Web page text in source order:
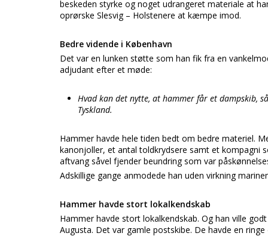
beskeden styrke og noget udrangeret materiale at
oprørske Slesvig – Holstenere at kæmpe imod.
Bedre vidende i København
Det var en lunken støtte som han fik fra en
adjudant efter et møde:
Hvad kan det nytte, at hammer får et dampskib,
Tyskland.
Hammer havde hele tiden bedt om bedre materiel.
kanonjoller, et antal toldkrydsere samt et kompagni
aftvang såvel fjender beundring som var
Adskillige gange anmodede han uden virkning
Hammer havde stort lokalkendskab
Hammer havde stort lokalkendskab. Og han ville
Augusta. Det var gamle postskibe. De havde en